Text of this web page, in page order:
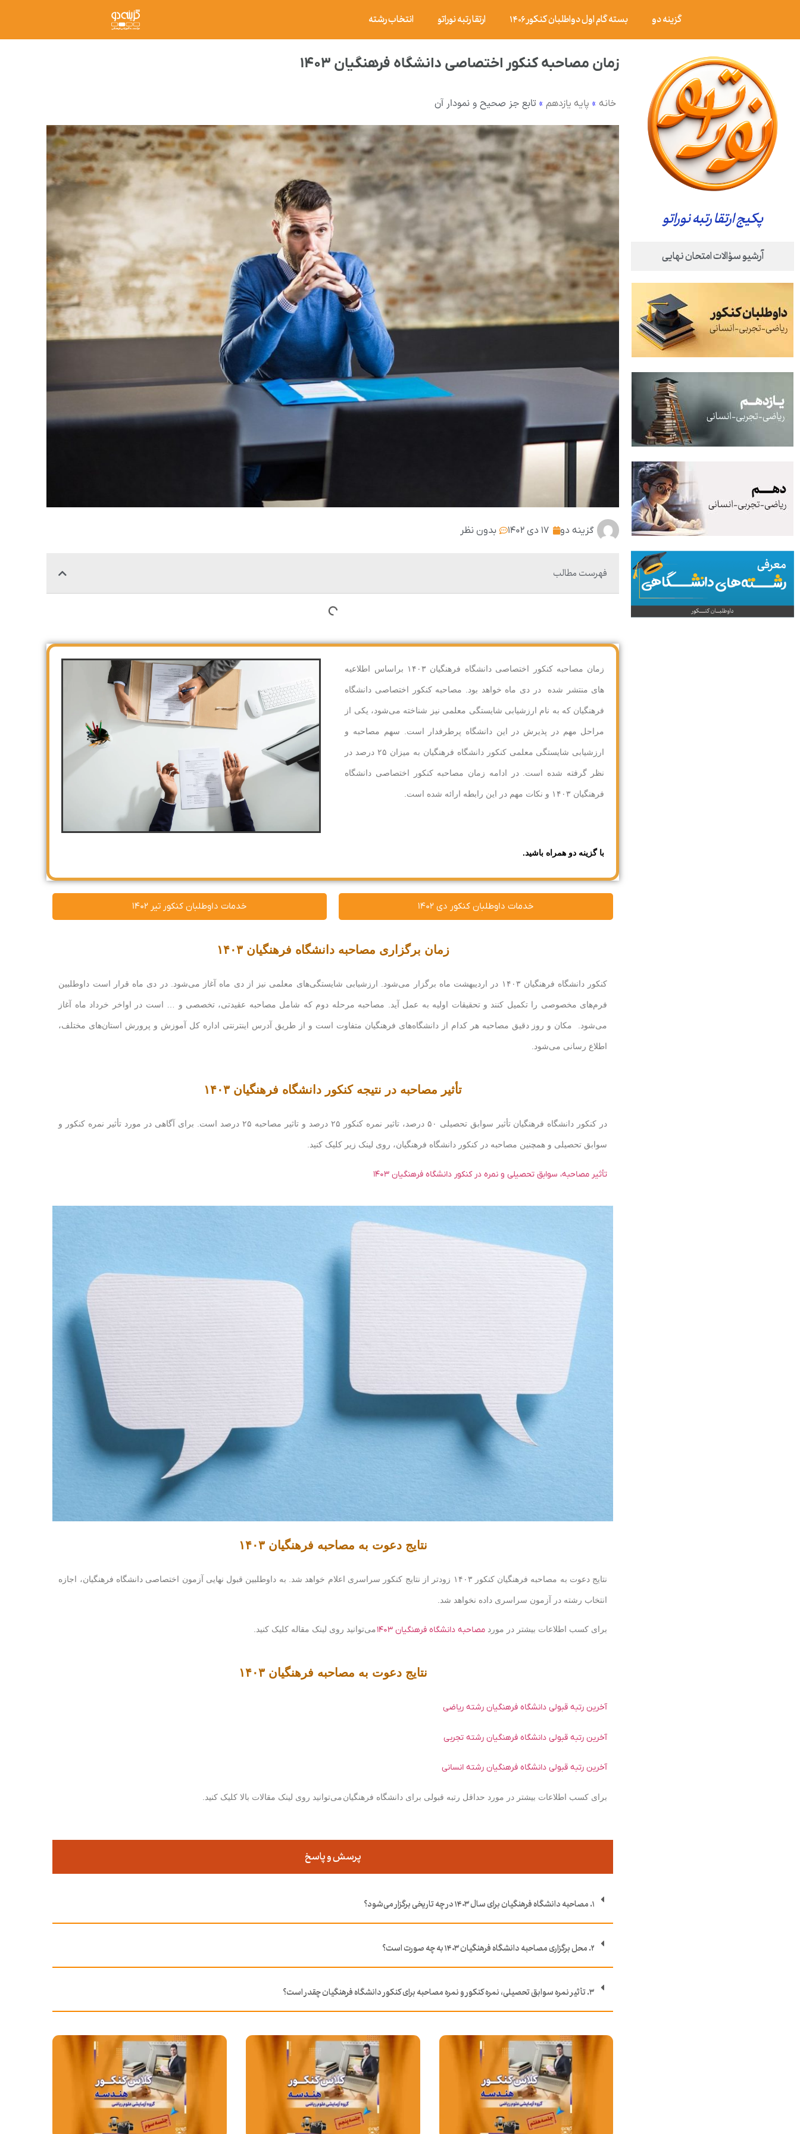
گزینه دو بسته گام اول دواطلبان کنکور ۱۴۰۶ ارتقا رتبه نوراتو انتخاب رشته
پکیج ارتقا رتبه نوراتو
آرشیو سؤالات امتحان نهایی
زمان مصاحبه کنکور اختصاصی دانشگاه فرهنگیان ۱۴۰۳
خانه » پایه یازدهم » تابع جز صحیح و نمودار آن
گزینه دو ۱۷ دی ۱۴۰۲ بدون نظر
فهرست مطالب
زمان مصاحبه کنکور اختصاصی دانشگاه فرهنگیان ۱۴۰۳ براساس اطلاعیه
های منتشر شده در دی ماه خواهد بود. مصاحبه کنکور اختصاصی دانشگاه
فرهنگیان که به نام ارزشیابی شایستگی معلمی نیز شناخته می‌شود، یکی از
مراحل مهم در پذیرش در این دانشگاه پرطرفدار است. سهم مصاحبه و
ارزشیابی شایستگی معلمی کنکور دانشگاه فرهنگیان به میزان ۲۵ درصد در
نظر گرفته شده است. در ادامه زمان مصاحبه کنکور اختصاصی دانشگاه
فرهنگیان ۱۴۰۳ و نکات مهم در این رابطه ارائه شده است.
با گزینه دو همراه باشید.
خدمات داوطلبان کنکور دی ۱۴۰۲ خدمات داوطلبان کنکور تیر ۱۴۰۲
زمان برگزاری مصاحبه دانشگاه فرهنگیان ۱۴۰۳
کنکور دانشگاه فرهنگیان ۱۴۰۳ در اردیبهشت ماه برگزار می‌شود. ارزشیابی شایستگی‌های معلمی نیز از دی ماه آغاز می‌شود. در دی ماه قرار است داوطلبین
فرم‌های مخصوصی را تکمیل کنند و تحقیقات اولیه به عمل آید. مصاحبه مرحله دوم که شامل مصاحبه عقیدتی، تخصصی و … است در اواخر خرداد ماه آغاز
می‌شود. مکان و روز دقیق مصاحبه هر کدام از دانشگاه‌های فرهنگیان متفاوت است و از طریق آدرس اینترنتی اداره کل آموزش و پرورش استان‌های مختلف،
اطلاع رسانی می‌شود.
تأثیر مصاحبه در نتیجه کنکور دانشگاه فرهنگیان ۱۴۰۳
در کنکور دانشگاه فرهنگیان تأثیر سوابق تحصیلی ۵۰ درصد، تاثیر نمره کنکور ۲۵ درصد و تاثیر مصاحبه ۲۵ درصد است. برای آگاهی در مورد تأثیر نمره کنکور و
سوابق تحصیلی و همچنین مصاحبه در کنکور دانشگاه فرهنگیان، روی لینک زیر کلیک کنید.
تأثیر مصاحبه، سوابق تحصیلی و نمره در کنکور دانشگاه فرهنگیان ۱۴۰۳
نتایج دعوت به مصاحبه فرهنگیان ۱۴۰۳
نتایج دعوت به مصاحبه فرهنگیان کنکور ۱۴۰۳ زودتر از نتایج کنکور سراسری اعلام خواهد شد. به داوطلبین قبول نهایی آزمون اختصاصی دانشگاه فرهنگیان، اجازه
انتخاب رشته در آزمون سراسری داده نخواهد شد.
برای کسب اطلاعات بیشتر در مورد مصاحبه دانشگاه فرهنگیان ۱۴۰۳ می‌توانید روی لینک مقاله کلیک کنید.
نتایج دعوت به مصاحبه فرهنگیان ۱۴۰۳
آخرین رتبه قبولی دانشگاه فرهنگیان رشته ریاضی
آخرین رتبه قبولی دانشگاه فرهنگیان رشته تجربی
آخرین رتبه قبولی دانشگاه فرهنگیان رشته انسانی
برای کسب اطلاعات بیشتر در مورد حداقل رتبه قبولی برای دانشگاه فرهنگیانمی‌توانید روی لینک مقالات بالا کلیک کنید.
پرسش و پاسخ
۱. مصاحبه دانشگاه فرهنگیان برای سال ۱۴۰۳ در چه تاریخی برگزار می‌شود؟
۲. محل برگزاری مصاحبه دانشگاه فرهنگیان ۱۴۰۳ به چه صورت است؟
۳. تأثیر نمره سوابق تحصیلی، نمره کنکور و نمره مصاحبه برای کنکور دانشگاه فرهنگیان چقدر است؟